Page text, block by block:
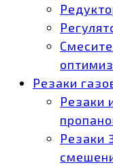
Резаки
Резаки
Резаки